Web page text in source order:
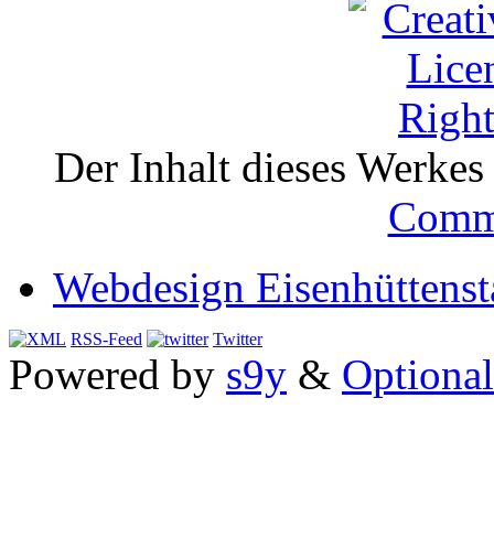
Der Inhalt dieses
Webdesign
RSS-Feed Twitter
Powered by s9y &